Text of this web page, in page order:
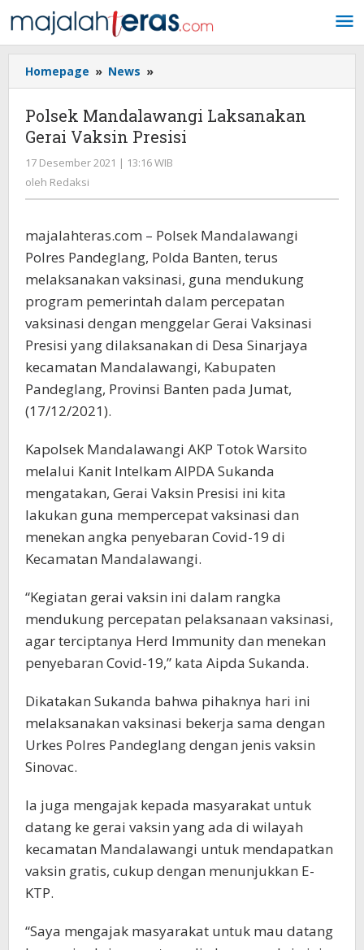
ke
konten
Homepage » News »
Mandalawangi
Laksanakan
Gerai
Vaksin
Presisi
Polsek Mandalawangi Laksanakan
Gerai Vaksin Presisi
17 Desember 2021 | 13:16 WIB
oleh Redaksi
majalahteras.com – Polsek Mandalawangi
Polres Pandeglang, Polda Banten, terus
melaksanakan vaksinasi, guna mendukung
program pemerintah dalam percepatan
vaksinasi dengan menggelar Gerai Vaksinasi
Presisi yang dilaksanakan di Desa Sinarjaya
kecamatan Mandalawangi, Kabupaten
Pandeglang, Provinsi Banten pada Jumat,
(17/12/2021).
Kapolsek Mandalawangi AKP Totok Warsito
melalui Kanit Intelkam AIPDA Sukanda
mengatakan, Gerai Vaksin Presisi ini kita
lakukan guna mempercepat vaksinasi dan
menekan angka penyebaran Covid-19 di
Kecamatan Mandalawangi.
“Kegiatan gerai vaksin ini dalam rangka
mendukung percepatan pelaksanaan vaksinasi,
agar terciptanya Herd Immunity dan menekan
penyebaran Covid-19,” kata Aipda Sukanda.
Dikatakan Sukanda bahwa pihaknya hari ini
melaksanakan vaksinasi bekerja sama dengan
Urkes Polres Pandeglang dengan jenis vaksin
Sinovac.
Ia juga mengajak kepada masyarakat untuk
datang ke gerai vaksin yang ada di wilayah
kecamatan Mandalawangi untuk mendapatkan
vaksin gratis, cukup dengan menunjukkan E-
KTP.
“Saya mengajak masyarakat untuk mau datang